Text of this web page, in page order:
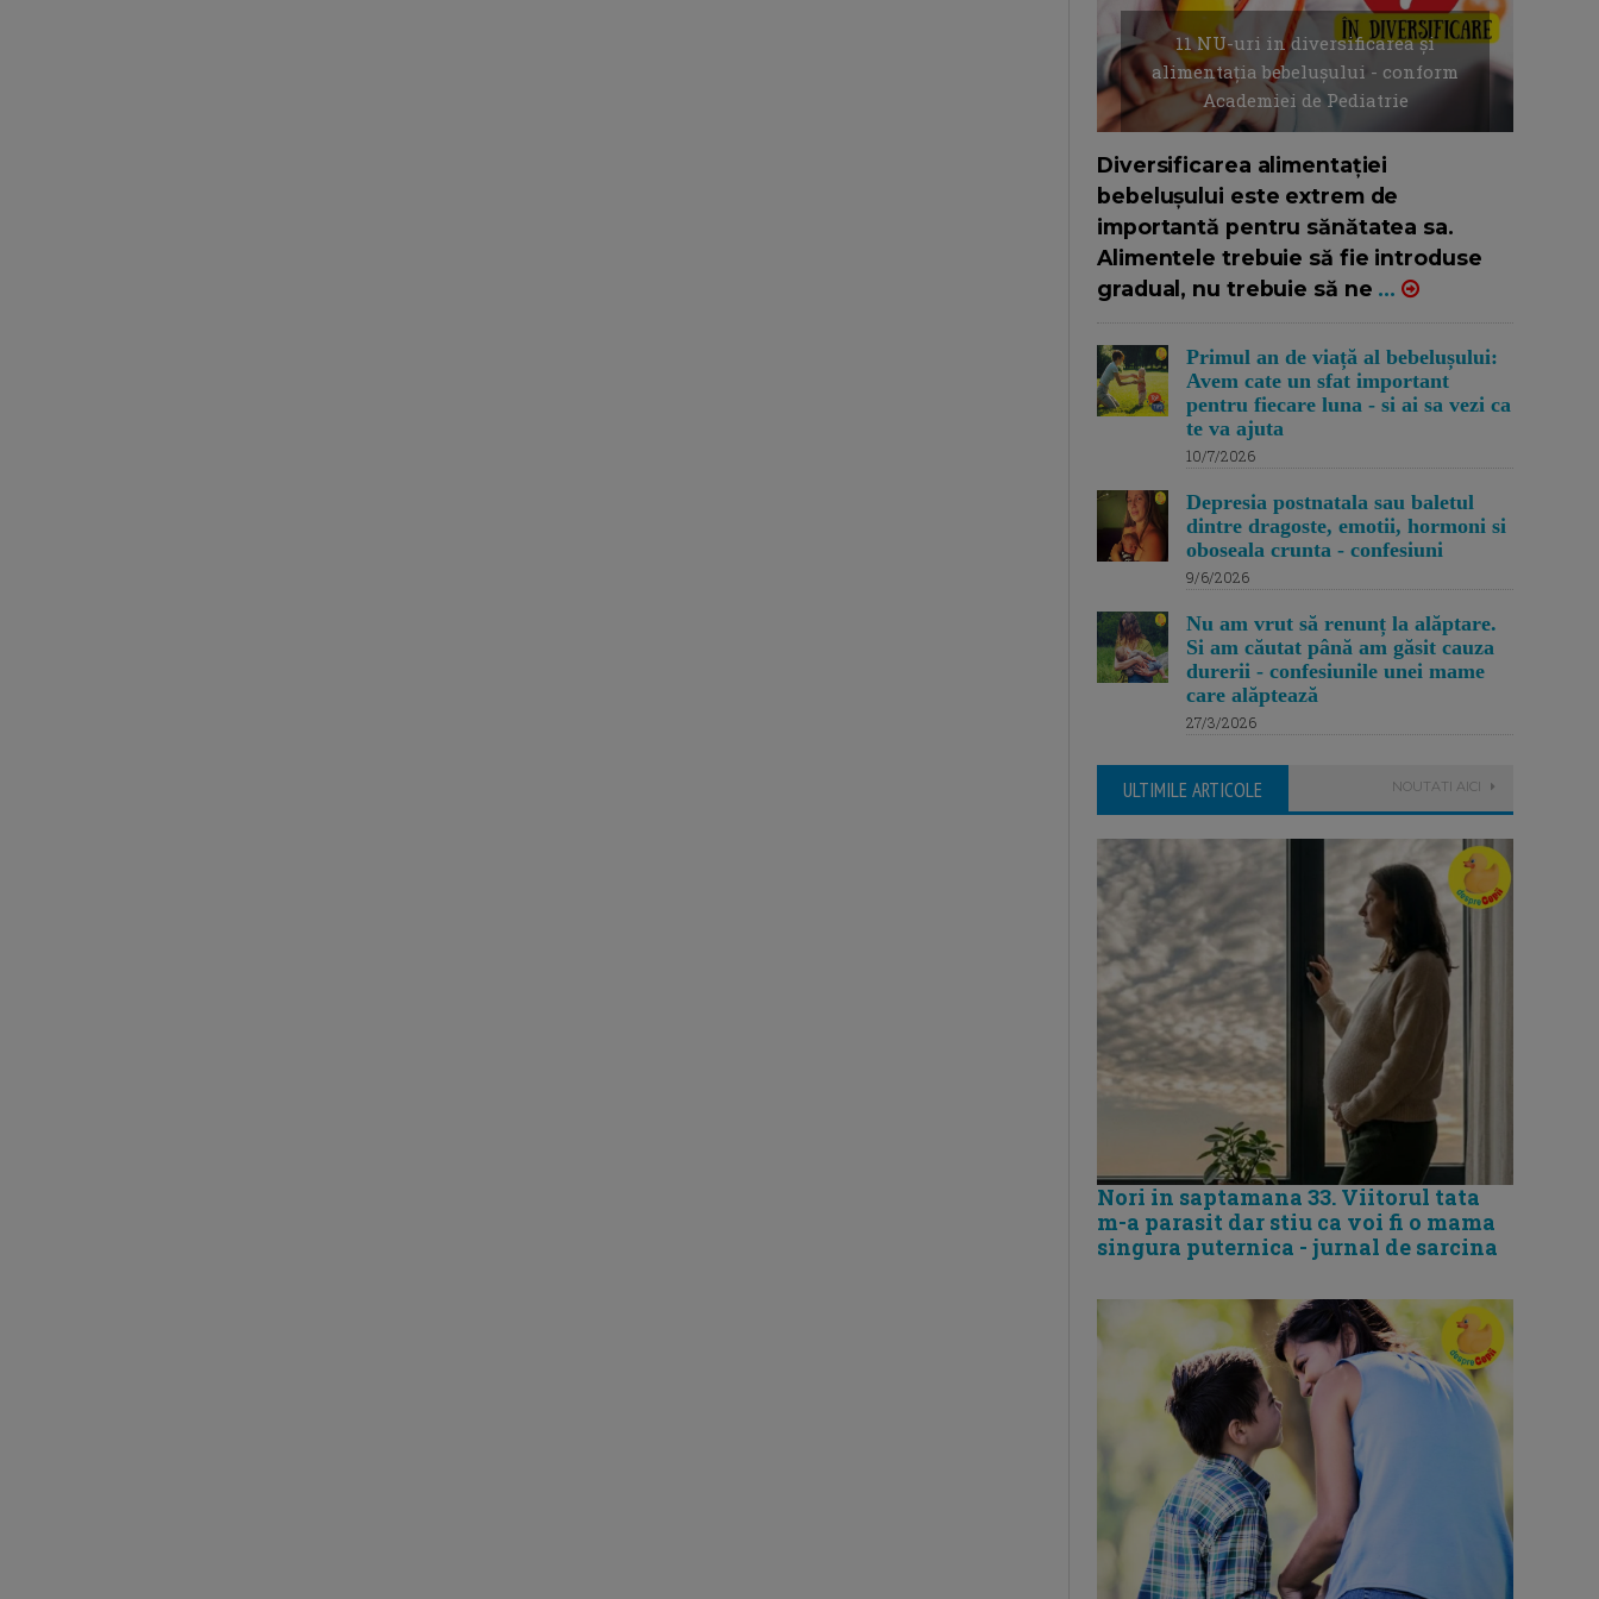
11 NU-uri in diversificarea și
alimentația bebelușului - conform
Academiei de Pediatrie
Diversificarea alimentației
bebelușului este extrem de
importantă pentru sănătatea sa.
Alimentele trebuie să fie introduse
gradual, nu trebuie să ne ...
Primul an de viață al bebelușului:
Avem cate un sfat important
pentru fiecare luna - si ai sa vezi ca
te va ajuta
10/7/2026
Depresia postnatala sau baletul
dintre dragoste, emotii, hormoni si
oboseala crunta - confesiuni
9/6/2026
Nu am vrut să renunț la alăptare.
Si am căutat până am găsit cauza
durerii - confesiunile unei mame
care alăptează
27/3/2026
ULTIMILE ARTICOLE NOUTATI AICI
Nori in saptamana 33. Viitorul tata
m-a parasit dar stiu ca voi fi o mama
singura puternica - jurnal de sarcina